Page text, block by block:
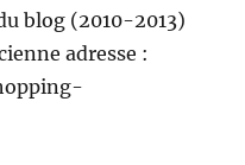
blog (2010-2013)
adresse :